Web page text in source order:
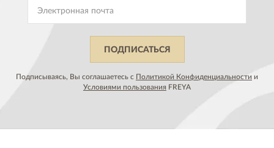
ПОДПИСАТЬСЯ
Подписываясь, Вы соглашаетесь с Политикой Конфиденциальности и
Условиями пользования FREYA